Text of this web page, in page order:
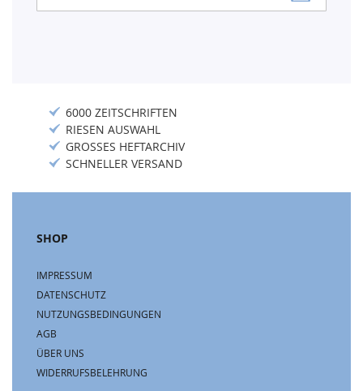
Newsletter:
6000 ZEITSCHRIFTEN
RIESEN AUSWAHL
GROSSES HEFTARCHIV
SCHNELLER VERSAND
SHOP
IMPRESSUM
DATENSCHUTZ
NUTZUNGSBEDINGUNGEN
AGB
ÜBER UNS
WIDERRUFSBELEHRUNG